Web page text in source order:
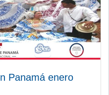
Panamá enero